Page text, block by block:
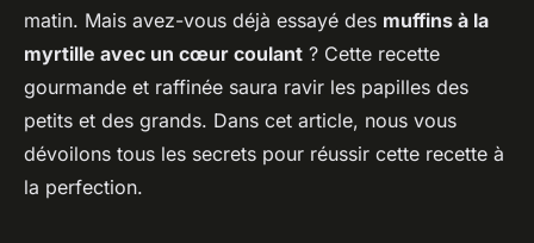
matin. Mais avez-vous déjà essayé des muffins à la
myrtille avec un cœur coulant ? Cette recette
gourmande et raffinée saura ravir les papilles des
petits et des grands. Dans cet article, nous vous
dévoilons tous les secrets pour réussir cette recette à
la perfection.